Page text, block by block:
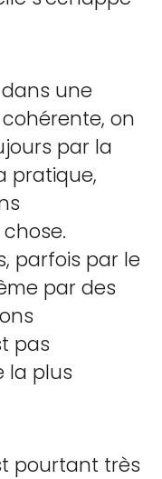
une
on
par la
pratique,
parfois par le
par des
pas
la plus
pourtant très